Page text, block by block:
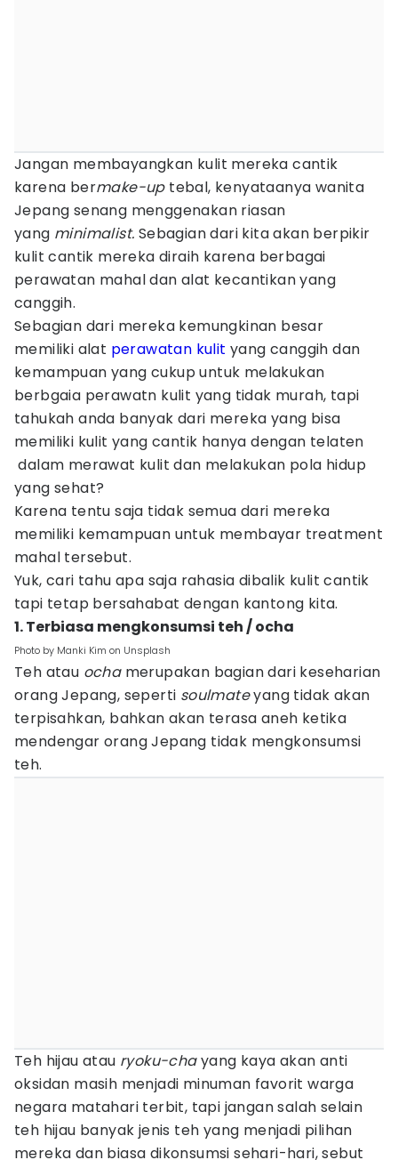
Jangan membayangkan kulit mereka cantik
karena bermake-up tebal, kenyataanya wanita
Jepang senang menggenakan riasan
yang minimalist. Sebagian dari kita akan berpikir
kulit cantik mereka diraih karena berbagai
perawatan mahal dan alat kecantikan yang
canggih.
Sebagian dari mereka kemungkinan besar
memiliki alat perawatan kulit yang canggih dan
kemampuan yang cukup untuk melakukan
berbgaia perawatn kulit yang tidak murah, tapi
tahukah anda banyak dari mereka yang bisa
memiliki kulit yang cantik hanya dengan telaten
dalam merawat kulit dan melakukan pola hidup
yang sehat?
Karena tentu saja tidak semua dari mereka
memiliki kemampuan untuk membayar treatment
mahal tersebut.
Yuk, cari tahu apa saja rahasia dibalik kulit cantik
tapi tetap bersahabat dengan kantong kita.
1. Terbiasa mengkonsumsi teh / ocha
Photo by Manki Kim on Unsplash
Teh atau ocha merupakan bagian dari keseharian
orang Jepang, seperti soulmateyang tidak akan
terpisahkan, bahkan akan terasa aneh ketika
mendengar orang Jepang tidak mengkonsumsi
teh.
Teh hijau atau ryoku-chayang kaya akan anti
oksidan masih menjadi minuman favorit warga
negara matahari terbit, tapi jangan salah selain
teh hijau banyak jenis teh yang menjadi pilihan
mereka dan biasa dikonsumsi sehari-hari, sebut